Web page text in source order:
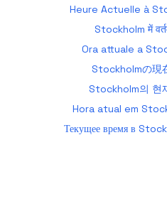
Heure Actuelle à
Stockholm में
Ora attuale a
Stockholmの現
Stockholm의 현
Hora atual em
Текущее время в